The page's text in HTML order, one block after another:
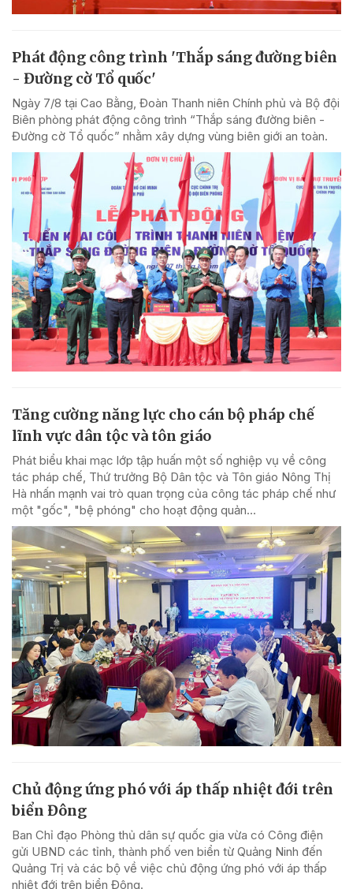
Phát động công trình 'Thắp sáng đường biên
- Đường cờ Tổ quốc'
Ngày 7/8 tại Cao Bằng, Đoàn Thanh niên Chính phủ và Bộ đội
Biên phòng phát động công trình “Thắp sáng đường biên -
Đường cờ Tổ quốc” nhằm xây dựng vùng biên giới an toàn.
Tăng cường năng lực cho cán bộ pháp chế
lĩnh vực dân tộc và tôn giáo
Phát biểu khai mạc lớp tập huấn một số nghiệp vụ về công
tác pháp chế, Thứ trưởng Bộ Dân tộc và Tôn giáo Nông Thị
Hà nhấn mạnh vai trò quan trọng của công tác pháp chế như
một "gốc", "bệ phóng" cho hoạt động quản...
Chủ động ứng phó với áp thấp nhiệt đới trên
biển Đông
Ban Chỉ đạo Phòng thủ dân sự quốc gia vừa có Công điện
gửi UBND các tỉnh, thành phố ven biển từ Quảng Ninh đến
Quảng Trị và các bộ về việc chủ động ứng phó với áp thấp
nhiệt đới trên biển Đông.